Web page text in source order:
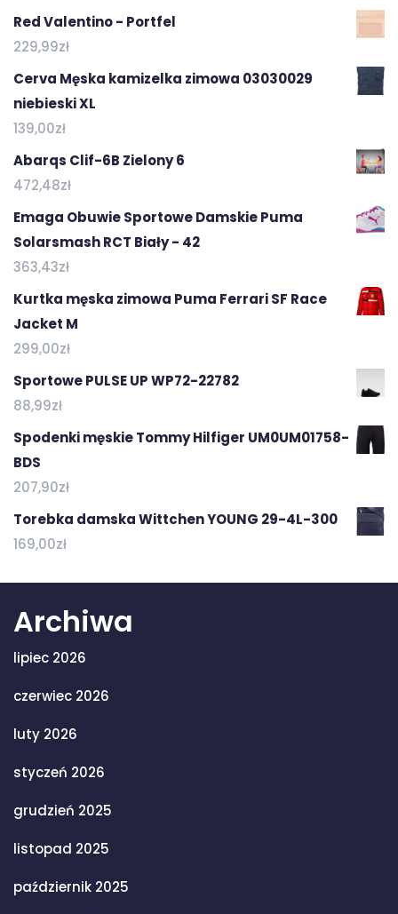
Red Valentino - Portfel
229,99zł
Cerva Męska kamizelka zimowa 03030029
niebieski XL
139,00zł
Abarqs Clif-6B Zielony 6
472,48zł
Emaga Obuwie Sportowe Damskie Puma
Solarsmash RCT Biały - 42
363,43zł
Kurtka męska zimowa Puma Ferrari SF Race
Jacket M
299,00zł
Sportowe PULSE UP WP72-22782
88,99zł
Spodenki męskie Tommy Hilfiger UM0UM01758-
BDS
207,90zł
Torebka damska Wittchen YOUNG 29-4L-300
169,00zł
Archiwa
lipiec 2026
czerwiec 2026
luty 2026
styczeń 2026
grudzień 2025
listopad 2025
październik 2025